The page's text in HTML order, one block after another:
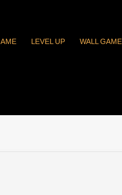
LEVEL UP WALL GAME